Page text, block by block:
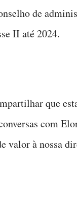
de
II até 2024.
que
com
valor à nossa